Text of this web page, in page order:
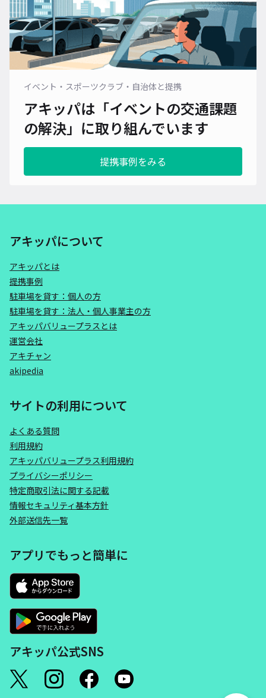
イベント・スポーツクラブ・自治体と提携
アキッパは「イベントの交通課題
の解決」に取り組んでいます
提携事例をみる
アキッパについて
アキッパとは
提携事例
駐車場を貸す：個人の方
駐車場を貸す：法人・個人事業主の方
アキッパバリュープラスとは
運営会社
アキチャン
akipedia
サイトの利用について
よくある質問
利用規約
アキッパバリュープラス利用規約
プライバシーポリシー
特定商取引法に関する記載
情報セキュリティ基本方針
外部送信先一覧
アプリでもっと簡単に
アキッパ公式SNS